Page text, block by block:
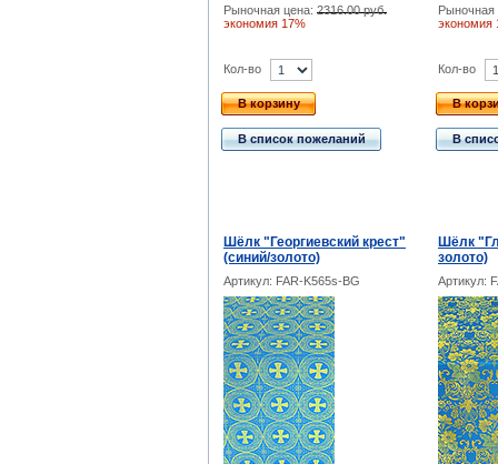
Рыночная цена: 2316.00 руб.
экономия 17%
экономия
Кол-во
В корзину
В список пожеланий
Кол-во
В
В
Шёлк "Георгиевский крест"
(синий/золото)
Шёлк
золото)
Артикул: FAR-K565s-BG Артикул: